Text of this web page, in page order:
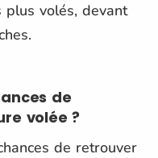
plus volés, devant
de
volée ?
de retrouver